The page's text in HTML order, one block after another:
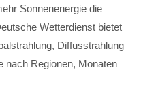
Sonnenenergie die
Wetterdienst bietet
Diffusstrahlung
nach Regionen, Monaten